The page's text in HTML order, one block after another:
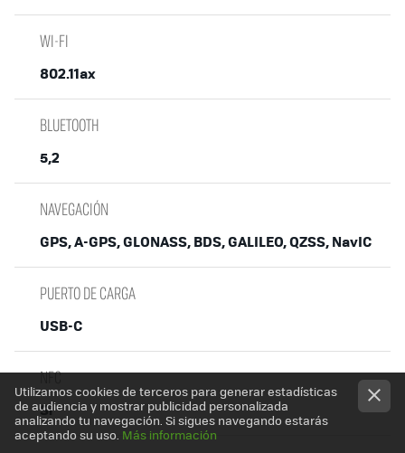
WI-FI
802.11ax
BLUETOOTH
5,2
NAVEGACIÓN
GPS, A-GPS, GLONASS, BDS, GALILEO, QZSS, NavIC
PUERTO DE CARGA
USB-C
NFC
Sí
Utilizamos cookies de terceros para generar estadísticas
de audiencia y mostrar publicidad personalizada
analizando tu navegación. Si sigues navegando estarás
aceptando su uso. Más información